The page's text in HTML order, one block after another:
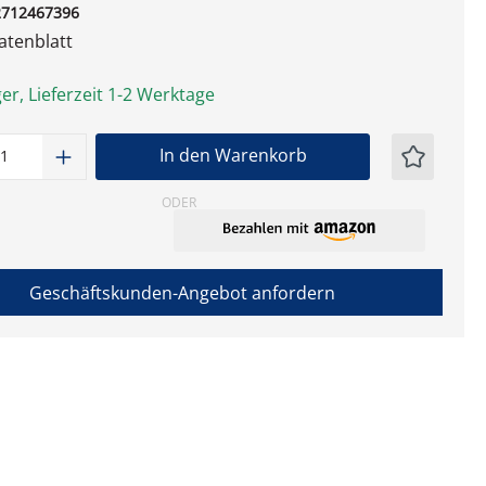
Lieferzeit 1-2 Werktage
Anzahl: Gib den gewünschten Wert
In den Warenkorb
ODER
Geschäftskunden-Angebot anfordern